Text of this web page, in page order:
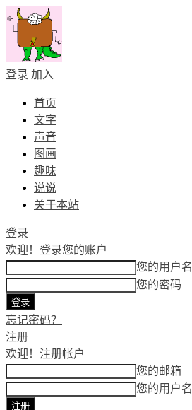
登录 加入
首页
文字
声音
图画
趣味
说说
关于本站
登录
欢迎！ 登录您的账户
您的用户名
您的密码
忘记密码？
注册
欢迎！ 注册帐户
您的邮箱
您的用户名